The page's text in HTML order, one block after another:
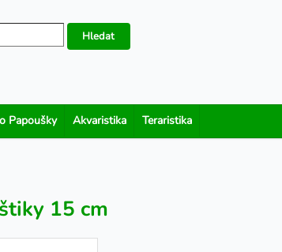
Hledat
Papoušky Akvaristika Teraristika
15 cm